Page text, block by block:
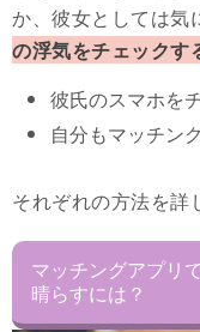
か、彼女としては気
の浮気をチェックす
彼氏のスマホを
自分もマッチン
それぞれの方法を詳
マッチングアプリ
晴らすには？